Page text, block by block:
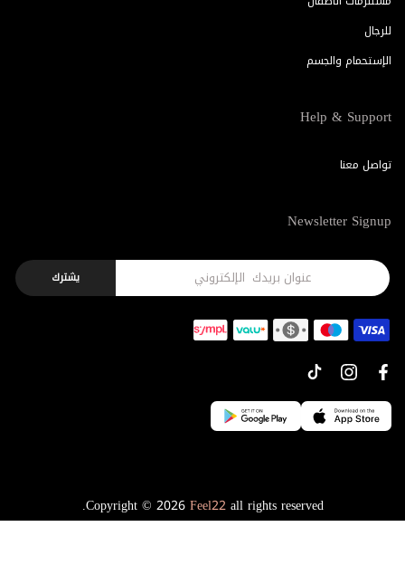
للرجال
الإستحمام والجسم
Help & Support
تواصل معنا
Newsletter Signup
يشترك
Copyright © 2026Feel22all rights reserved.